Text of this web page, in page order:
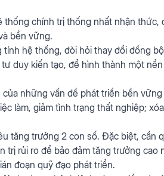
thống chính trị thống nhất nhận
bền vững.
hệ thống, đòi hỏi thay đổi đồng
duy kiến tạo, để hình thành một
những vấn đề phát triển bền
làm, giảm tình trạng thất nghiệp;
tăng trưởng 2 con số. Đặc biệt, cần
rủi ro để bảo đảm tăng trưởng cao
đoạn quỹ đạo phát triển.